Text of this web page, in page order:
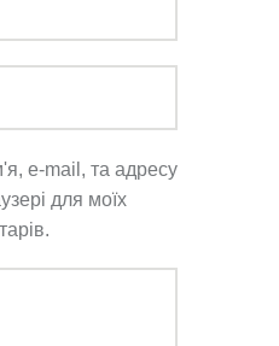
e-mail, та адресу
для моїх